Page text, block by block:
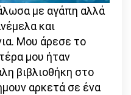
με αγάπη αλλά
και
Μου άρεσε το
μου ήταν
βιβλιοθήκη στο
αρκετά σε ένα